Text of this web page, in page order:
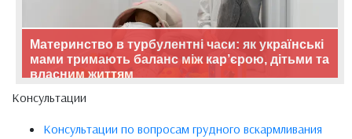
Материнство в турбулентні часи: як українські
мами тримають баланс між кар’єрою, дітьми та
власним життям
Консультации
Консультации по вопросам грудного вскармливания